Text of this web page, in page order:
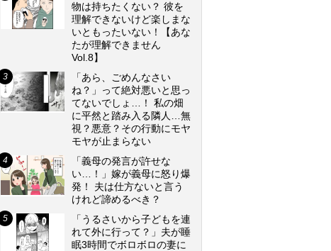
物は持ちたくない？ 彼を
理解できないけど楽しまな
いともったいない！【あな
たが理解できません
Vol.8】
「あら、ごめんなさい
ね？」って絶対悪いと思っ
てないでしょ…！ 私の畑
に平然と踏み入る隣人…無
視？悪意？その行動にモヤ
モヤが止まらない
「義母の発言が許せな
い…！」嫁が義母に怒り爆
発！ 夫は仕方ないと言う
けれど諦めるべき？
「うるさいから子どもを連
れて外に行って？」夫が睡
眠3時間でボロボロの妻に